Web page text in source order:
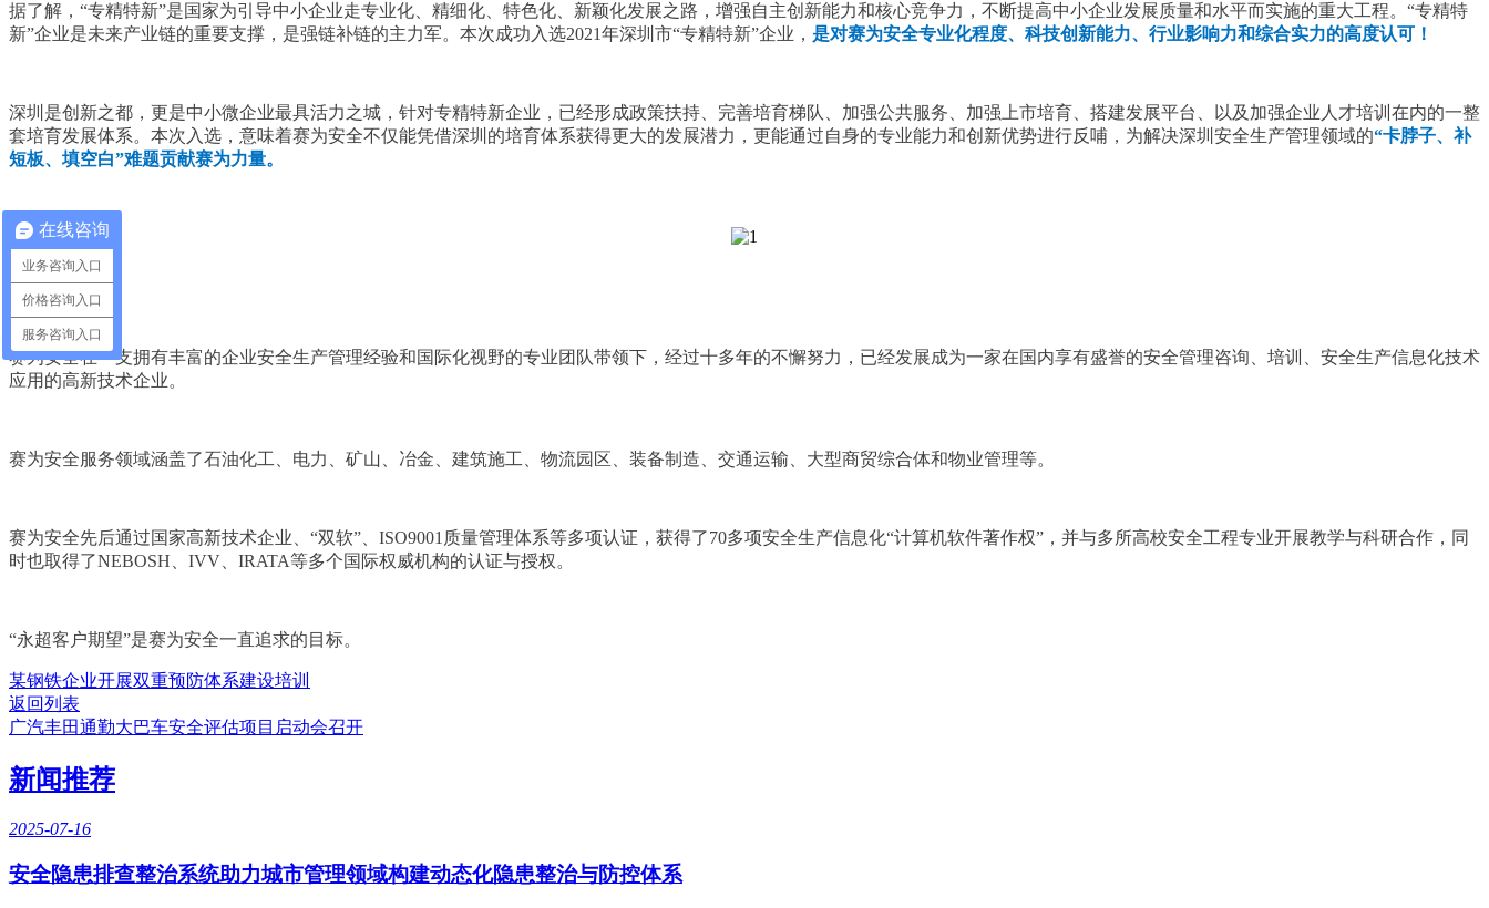
据了解，“专精特新”是国家为引导中小企业走专业化、精细化、特色化、新颖化发展之路，增强自主创新能力和核心竞争力，不断提高中小企业发展质量和水平而实施的重大工程。“专精特
新”企业是未来产业链的重要支撑，是强链补链的主力军。本次成功入选2021年深圳市“专精特新”企业， 是对赛为安全专业化程度、科技创新能力、行业影响力和综合实力的高度认可！
深圳是创新之都，更是中小微企业最具活力之城，针对专精特新企业，已经形成政策扶持、完善培育梯队、加强公共服务、加强上市培育、搭建发展平台、以及加强企业人才培训在内的一整
套培育发展体系。本次入选，意味着赛为安全不仅能凭借深圳的培育体系获得更大的发展潜力，更能通过自身的专业能力和创新优势进行反哺，为解决深圳安全生产管理领域的“卡脖子、补
短板、填空白”难题贡献赛为力量。
公司简介
赛为安全在一支拥有丰富的企业安全生产管理经验和国际化视野的专业团队带领下，经过十多年的不懈努力，已经发展成为一家在国内享有盛誉的安全管理咨询、培训、安全生产信息化技术
应用的高新技术企业。
赛为安全服务领域涵盖了石油化工、电力、矿山、冶金、建筑施工、物流园区、装备制造、交通运输、大型商贸综合体和物业管理等。
赛为安全先后通过国家高新技术企业、“双软”、ISO9001质量管理体系等多项认证，获得了70多项安全生产信息化“计算机软件著作权”，并与多所高校安全工程专业开展教学与科研合作，同
时也取得了NEBOSH、IVV、IRATA等多个国际权威机构的认证与授权。
“永超客户期望”是赛为安全一直追求的目标。
某钢铁企业开展双重预防体系建设培训
返回列表
广汽丰田通勤大巴车安全评估项目启动会召开
新闻推荐
2025-07-16
安全隐患排查整治系统助力城市管理领域构建动态化隐患整治与防控体系
在线咨询
业务咨询入口
价格咨询入口
服务咨询入口